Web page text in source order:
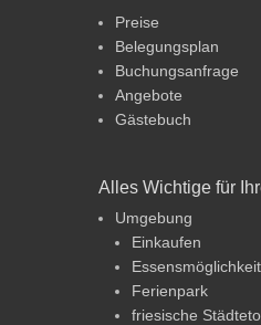
Preise
Belegungsplan
Buchungsanfrage
Angebote
Gästebuch
Alles Wichtige für
Umgebung
Einkaufen
Ferienpark
friesische